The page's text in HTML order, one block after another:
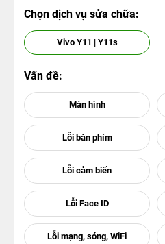
Chọn dịch vụ sửa chữa:
Vivo Y11 | Y11s
Vấn đề: